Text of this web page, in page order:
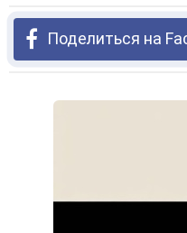
Поделиться на